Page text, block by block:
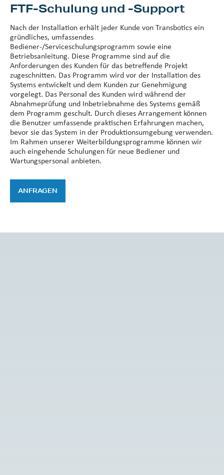
FTF-Schulung und -Support
Nach der Installation erhält jeder Kunde von Transbotics ein
gründliches, umfassendes
Bediener-/Serviceschulungsprogramm sowie eine
Betriebsanleitung. Diese Programme sind auf die
Anforderungen des Kunden für das betreffende Projekt
zugeschnitten. Das Programm wird vor der Installation des
Systems entwickelt und dem Kunden zur Genehmigung
vorgelegt. Das Personal des Kunden wird während der
Abnahmeprüfung und Inbetriebnahme des Systems gemäß
dem Programm geschult. Durch dieses Arrangement können
die Benutzer umfassende praktischen Erfahrungen machen,
bevor sie das System in der Produktionsumgebung verwenden.
Im Rahmen unserer Weiterbildungsprogramme können wir
auch eingehende Schulungen für neue Bediener und
Wartungspersonal anbieten.
ANFRAGEN